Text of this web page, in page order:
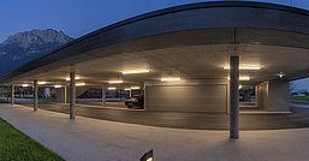
Español
Polski
Česky
Magyar